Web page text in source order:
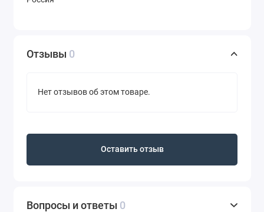
Отзывы 0
Нет отзывов об этом товаре.
Оставить отзыв
Вопросы и ответы 0